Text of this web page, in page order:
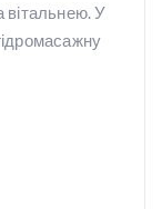
вітальнею. У